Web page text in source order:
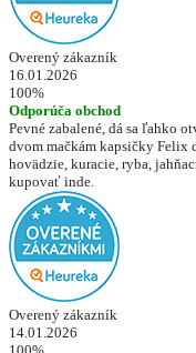
Overený zákazník
16.01.2026
100%
Odporúča obchod
Pevné zabalené, dá sa ľahko
dvom mačkám kapsičky
hovädzie, kuracie, ryba,
kupovať inde.
Overený zákazník
14.01.2026